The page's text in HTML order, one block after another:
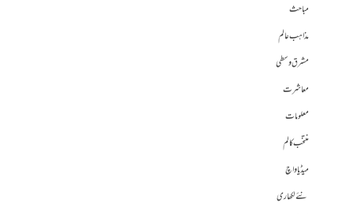
مباحث
مذاہب عالم
مشرق وسطی
معاشرت
معلومات
منتخب کالم
میڈیا واچ
نئے لکھاری